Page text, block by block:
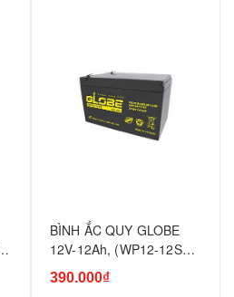
BÌNH ẮC QUY GLOBE
12V-12Ah, (WP12-12SE;
WP12-12NSE)
390.000₫